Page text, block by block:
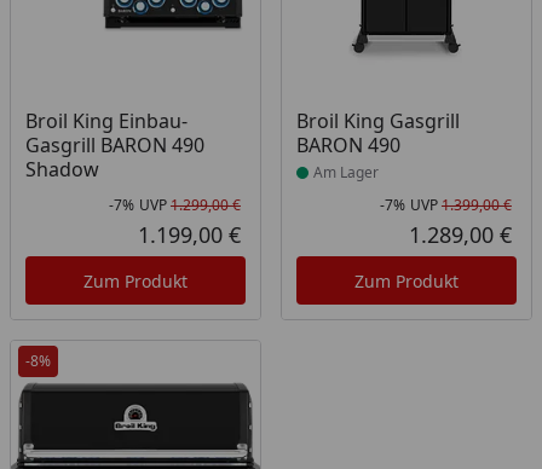
Broil King Einbau-
Gasgrill BARON 490
Shadow
Rabatt in Prozent
-7%
Ursprünglicher Preis
UVP1.299,00 €
Aktueller Preis
1.199,00 €
Zum Produkt
Broil King Gasgrill
BARON 490
Produkt am Lager
Am Lager
-7% UVP1.399,00 €
1.289,00 €
Zum Produkt
-8%